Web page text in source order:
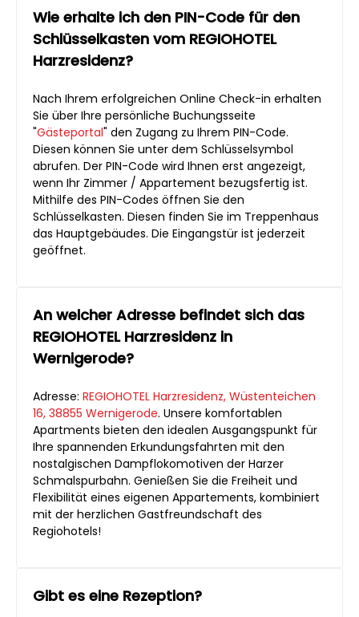
Wie erhalte ich den PIN-Code für den
Schlüsselkasten vom REGIOHOTEL
Harzresidenz?
Nach Ihrem erfolgreichen Online Check-in erhalten
Sie über Ihre persönliche Buchungsseite
"Gästeportal" den Zugang zu Ihrem PIN-Code.
Diesen können Sie unter dem Schlüsselsymbol
abrufen. Der PIN-Code wird Ihnen erst angezeigt,
wenn Ihr Zimmer / Appartement bezugsfertig ist.
Mithilfe des PIN-Codes öffnen Sie den
Schlüsselkasten. Diesen finden Sie im Treppenhaus
das Hauptgebäudes. Die Eingangstür ist jederzeit
geöffnet.
An welcher Adresse befindet sich das
REGIOHOTEL Harzresidenz in
Wernigerode?
Adresse: REGIOHOTEL Harzresidenz, Wüstenteichen
16, 38855 Wernigerode. Unsere komfortablen
Apartments bieten den idealen Ausgangspunkt für
Ihre spannenden Erkundungsfahrten mit den
nostalgischen Dampflokomotiven der Harzer
Schmalspurbahn. Genießen Sie die Freiheit und
Flexibilität eines eigenen Appartements, kombiniert
mit der herzlichen Gastfreundschaft des
Regiohotels!
Gibt es eine Rezeption?